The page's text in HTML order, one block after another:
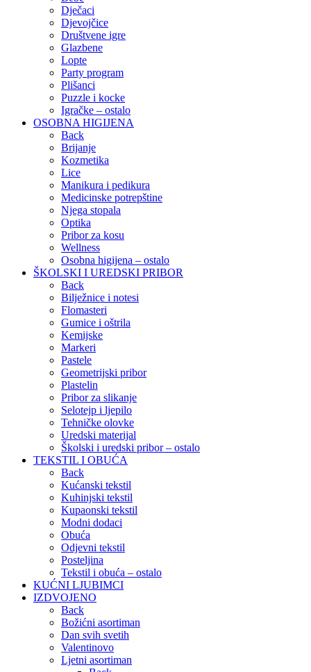
Dječaci
Djevojčice
Društvene igre
Glazbene
Lopte
Party program
Plišanci
Puzzle i kocke
Igračke – ostalo
OSOBNA HIGIJENA
Back
Brijanje
Kozmetika
Lice
Manikura i pedikura
Medicinske potrepštine
Njega stopala
Optika
Pribor za kosu
Wellness
Osobna higijena – ostalo
ŠKOLSKI I UREDSKI PRIBOR
Back
Bilježnice i notesi
Flomasteri
Gumice i oštrila
Kemijske
Markeri
Pastele
Geometrijski pribor
Plastelin
Pribor za slikanje
Selotejp i ljepilo
Tehničke olovke
Uredski materijal
Školski i uredski pribor – ostalo
TEKSTIL I OBUĆA
Back
Kućanski tekstil
Kuhinjski tekstil
Kupaonski tekstil
Modni dodaci
Obuća
Odjevni tekstil
Posteljina
Tekstil i obuća – ostalo
KUĆNI LJUBIMCI
IZDVOJENO
Back
Božićni asortiman
Dan svih svetih
Valentinovo
Ljetni asortiman